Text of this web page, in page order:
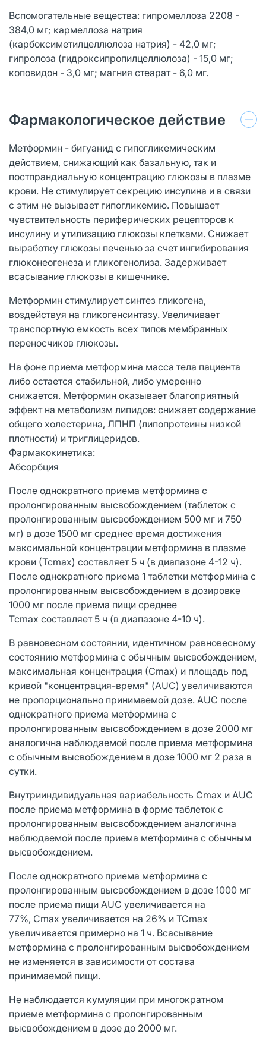
Вспомогательные вещества: гипромеллоза 2208 -
384,0 мг; кармеллоза натрия
(карбоксиметилцеллюлоза натрия) - 42,0 мг;
гипролоза (гидроксипропилцеллюлоза) - 15,0 мг;
коповидон - 3,0 мг; магния стеарат - 6,0 мг.
Фармакологическое действие
Метформин - бигуанид с гипогликемическим
действием, снижающий как базальную, так и
постпрандиальную концентрацию глюкозы в плазме
крови. Не стимулирует секрецию инсулина и в связи
с этим не вызывает гипогликемию. Повышает
чувствительность периферических рецепторов к
инсулину и утилизацию глюкозы клетками. Снижает
выработку глюкозы печенью за счет ингибирования
глюконеогенеза и гликогенолиза. Задерживает
всасывание глюкозы в кишечнике.
Метформин стимулирует синтез гликогена,
воздействуя на гликогенсинтазу. Увеличивает
транспортную емкость всех типов мембранных
переносчиков глюкозы.
Нa фоне приема метформина масса тела пациента
либо остается стабильной, либо умеренно
снижается. Метформин оказывает благоприятный
эффект на метаболизм липидов: снижает содержание
общего холестерина, ЛПНП (липопротеины низкой
плотности) и триглицеридов.
Фармакокинетика:
Абсорбция
После однократного приема метформина с
пролонгированным высвобождением (таблеток с
пролонгированным высвобождением 500 мг и 750
мг) в дозе 1500 мг среднее время достижения
максимальной концентрации метформина в плазме
крови (Тсmах) составляет 5 ч (в диапазоне 4-12 ч).
После однократного приема 1 таблетки метформина с
пролонгированным высвобождением в дозировке
1000 мг после приема пищи среднее
Тсmах составляет 5 ч (в диапазоне 4-10 ч).
В равновесном состоянии, идентичном равновесному
состоянию метформина с обычным высвобождением,
максимальная концентрация (Сmах) и площадь под
кривой "концентрация-время" (AUC) увеличиваются
не пропорционально принимаемой дозе. AUC после
однократного приема метформина с
пролонгированным высвобождением в дозе 2000 мг
аналогична наблюдаемой после приема метформина
с обычным высвобождением в дозе 1000 мг 2 раза в
сутки.
Внутрииндивидуальная вариабельность Сmах и AUC
после приема метформина в форме таблеток с
пролонгированным высвобождением аналогична
наблюдаемой после приема метформина с обычным
высвобождением.
После однократного приема метформина с
пролонгированным высвобождением в дозе 1000 мг
после приема пищи AUC увеличивается на
77%, Сmах увеличивается на 26% и ТСmах
увеличивается примерно на 1 ч. Всасывание
метформина с пролонгированным высвобождением
не изменяется в зависимости от состава
принимаемой пищи.
Не наблюдается кумуляции при многократном
приеме метформина с пролонгированным
высвобождением в дозе до 2000 мг.